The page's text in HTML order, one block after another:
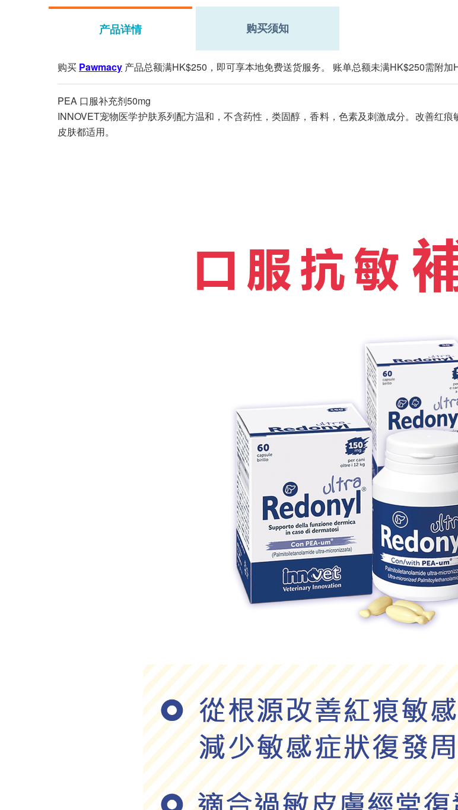
产品详情 购买须知
购买 Pawmacy 产品总额满HK$250，即可享本地免费送货服务。 账单总额未满HK$250需附加
PEA 口服补充剂50mg
INNOVET宠物医学护肤系列配方温和，不含药性，类固醇，香料，色素及刺激成分。改善红
皮肤都适用。